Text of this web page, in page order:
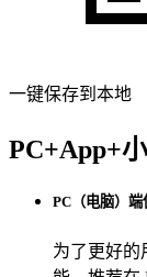
一键保存到本地
PC+App+
PC（电脑）端
为了更好的